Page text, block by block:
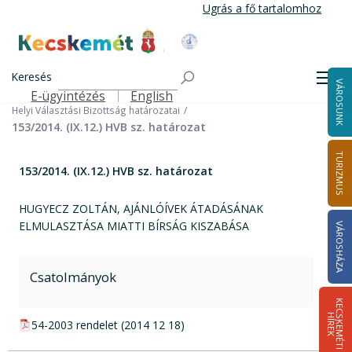
tartalomra
Ugrás a fő tartalomhoz
Kecskemét Város Honlapja
Keresés
Felső navigáció
E-ügyintézés English VÁROSUNK
TURIZMUS
VÁROSHÁZA
K
E
C
S
K
E
M
É
T
I
HÍ
R
E
K
Választási információk
Helyi önkormányzati képviselők és polgármester választás 2014
Helyi Választási Bizottság ülései, határozatai
Helyi Választási Bizottság határozatai
153/2014. (IX.12.) HVB sz. határozat
153/2014. (IX.12.) HVB sz. határozat
HUGYECZ ZOLTÁN, AJÁNLÓÍVEK ÁTADÁSÁNAK
ELMULASZTÁSA MIATTI BÍRSÁG KISZABÁSA
Csatolmányok
pdf csatolmány:
54-2003 rendelet (2014 12 18)